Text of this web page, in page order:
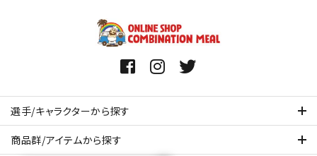
選手/キャラクターから探す
商品群/アイテムから探す